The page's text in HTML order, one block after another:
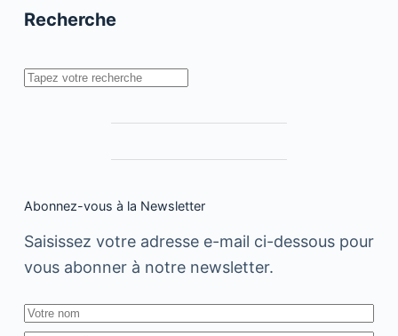
au
Festival
Recherche
Rechercher
Abonnez-vous à la Newsletter
Saisissez votre adresse e-mail ci-dessous pour
vous abonner à notre newsletter.